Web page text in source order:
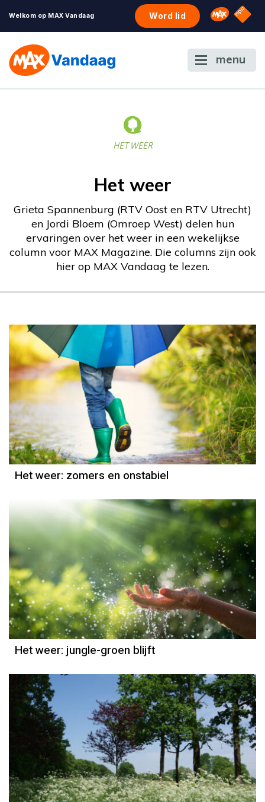
Welkom op MAX Vandaag Word lid Omroep
NPO
menu
HET WEER
Het weer
Grieta Spannenburg (RTV Oost en RTV Utrecht)
en Jordi Bloem (Omroep West) delen hun
ervaringen over het weer in een wekelijkse
column voor MAX Magazine. Die columns zijn ook
hier op MAX Vandaag te lezen.
Het weer
Grieta Spannenburg
Het weer: zomers en onstabiel
Het weer
Grieta Spannenburg
Het weer: jungle-groen blijft
Het weer
Jordi Bloem